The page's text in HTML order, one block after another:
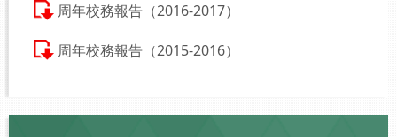
周年校務報告（2016-2017）
周年校務報告（2015-2016）